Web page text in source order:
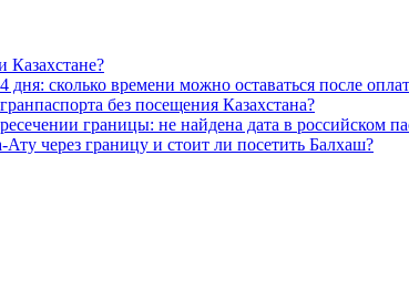
Казахстане?
дня: сколько времени можно оставаться после
без посещения Казахстана?
границы: не найдена дата в российском
через границу и стоит ли посетить Балхаш?